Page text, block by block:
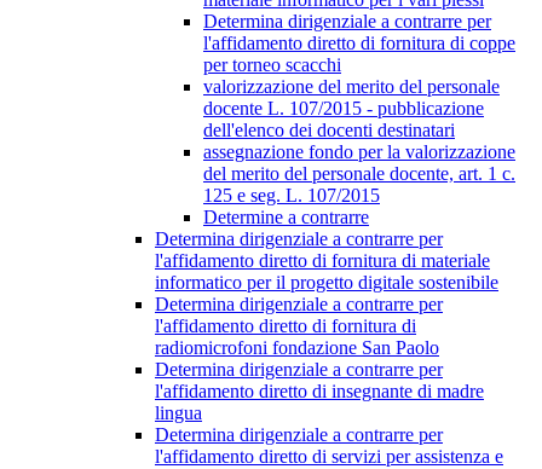
Determina dirigenziale a contrarre per
l'affidamento diretto di fornitura di coppe
per torneo scacchi
valorizzazione del merito del personale
docente L. 107/2015 - pubblicazione
dell'elenco dei docenti destinatari
assegnazione fondo per la valorizzazione
del merito del personale docente, art. 1 c.
125 e seg. L. 107/2015
Determine a contrarre
Determina dirigenziale a contrarre per
l'affidamento diretto di fornitura di materiale
informatico per il progetto digitale sostenibile
Determina dirigenziale a contrarre per
l'affidamento diretto di fornitura di
radiomicrofoni fondazione San Paolo
Determina dirigenziale a contrarre per
l'affidamento diretto di insegnante di madre
lingua
Determina dirigenziale a contrarre per
l'affidamento diretto di servizi per assistenza e